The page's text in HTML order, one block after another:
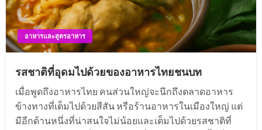
อาหารและสูตรอาหาร
รสชาติที่อุดมไปด้วยของอาหารไทยชนบท
เมื่อพูดถึงอาหารไทย คนส่วนใหญ่จะนึกถึงตลาดอาหาร
ข้างทางที่เต็มไปด้วยสีสัน หรือร้านอาหารในเมืองใหญ่ แต่
มีอีกด้านหนึ่งที่น่าสนใจไม่น้อยและเต็มไปด้วยรสชาติที่